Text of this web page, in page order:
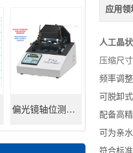
偏光镜轴位测试仪
应用领
人工晶
压缩尺
频率调
可脱卸
配备高
可为亲
符合标